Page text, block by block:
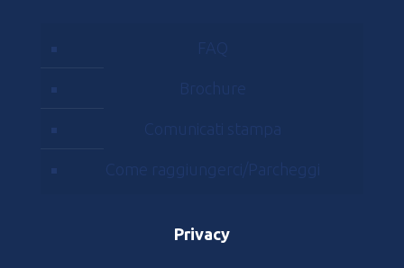
FAQ
Brochure
Comunicati stampa
Come raggiungerci/Parcheggi
Privacy